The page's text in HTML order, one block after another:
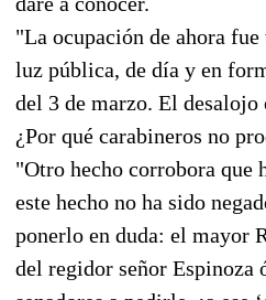
"La ocupación de ahora
luz pública, de día y en
del 3 de marzo. El
¿Por qué carabineros no
"Otro hecho corrobora que
este hecho no ha sido
ponerlo en duda: el mayor
del regidor señor Espinoza